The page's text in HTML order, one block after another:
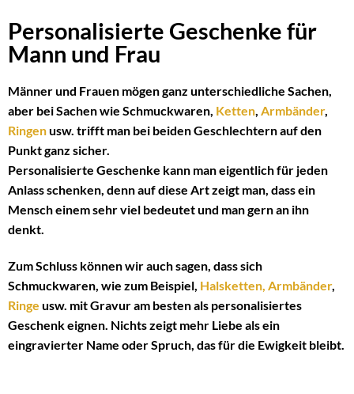
Personalisierte Geschenke für
Mann und Frau
Männer und Frauen mögen ganz unterschiedliche Sachen,
aber bei Sachen wie Schmuckwaren, Ketten, Armbänder,
Ringenusw. trifft man bei beiden Geschlechtern auf den
Punkt ganz sicher.
Personalisierte Geschenke kann man eigentlich für jeden
Anlass schenken, denn auf diese Art zeigt man, dass ein
Mensch einem sehr viel bedeutet und man gern an ihn
denkt.
Zum Schluss können wir auch sagen, dass sich
Schmuckwaren, wie zum Beispiel, Halsketten, Armbänder,
Ringe usw. mit Gravur am besten als personalisiertes
Geschenk eignen. Nichts zeigt mehr Liebe als ein
eingravierter Name oder Spruch, das für die Ewigkeit bleibt.